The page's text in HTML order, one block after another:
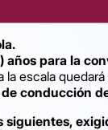
años para la
escala
conducción